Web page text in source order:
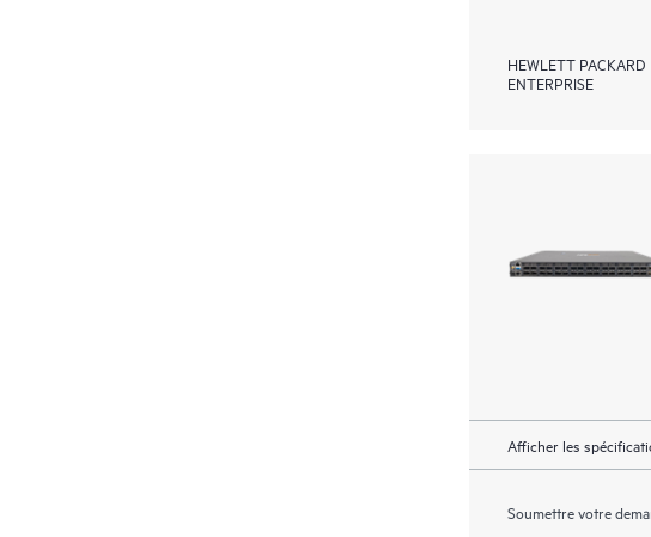
HEWLETT PACKARD
ENTERPRISE
Afficher les
Soumettre votre